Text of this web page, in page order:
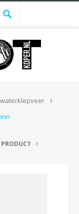
waterklepveer